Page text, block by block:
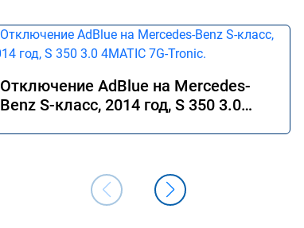
Отключение AdBlue на Mercedes-
Benz S-класс, 2014 год, S 350 3.0